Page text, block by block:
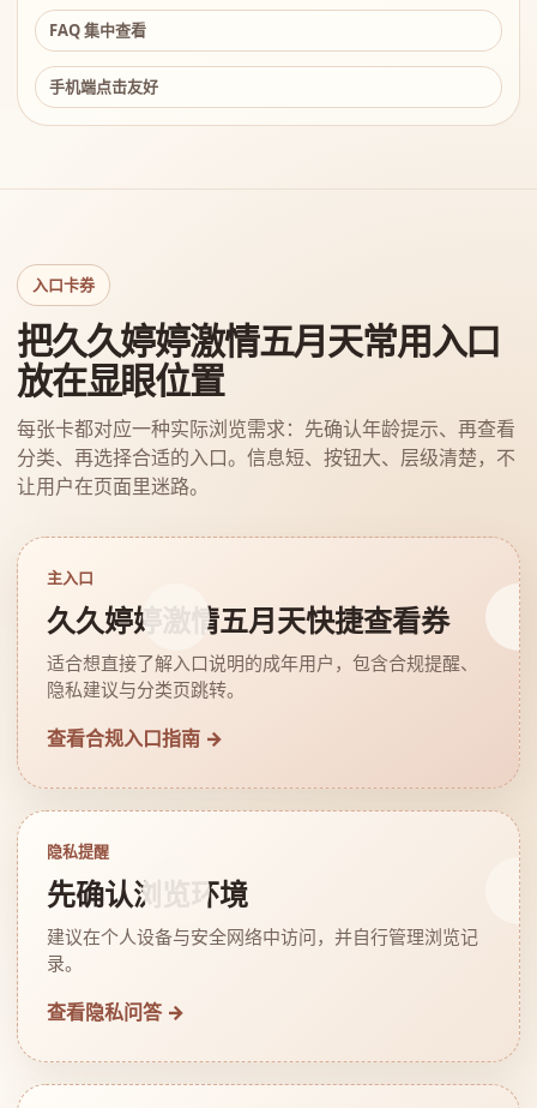
FAQ 集中查看
手机端点击友好
入口卡券
把久久婷婷激情五月天常用入口
放在显眼位置
每张卡都对应一种实际浏览需求：先确认年龄提示、再查看
分类、再选择合适的入口。信息短、按钮大、层级清楚，不
让用户在页面里迷路。
主入口
久久婷婷激情五月天快捷查看券
适合想直接了解入口说明的成年用户，包含合规提醒、
隐私建议与分类页跳转。
查看合规入口指南 →
隐私提醒
先确认浏览环境
建议在个人设备与安全网络中访问，并自行管理浏览记
录。
查看隐私问答 →